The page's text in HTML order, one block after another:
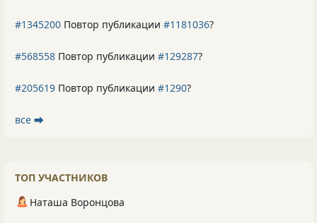
#1345200 Повтор публикации #1181036?
#568558 Повтор публикации #129287?
#205619 Повтор публикации #1290?
все ⮕
ТОП УЧАСТНИКОВ
Наташа Воронцова